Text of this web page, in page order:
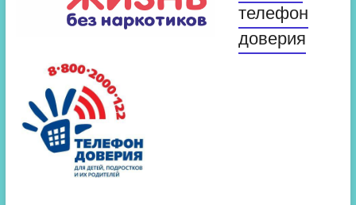
телефон
доверия